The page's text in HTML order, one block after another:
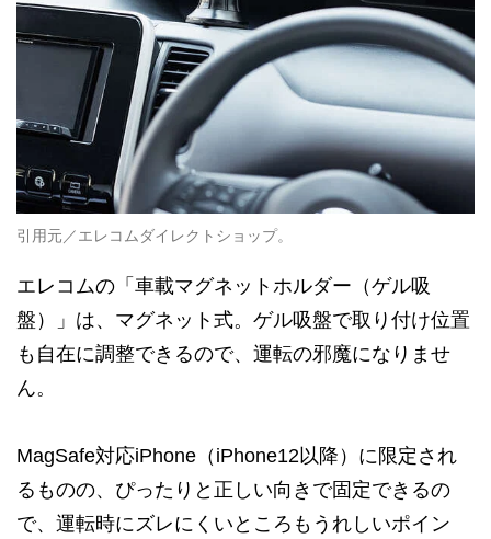
引用元／エレコムダイレクトショップ。
エレコムの「車載マグネットホルダー（ゲル吸
盤）」は、マグネット式。ゲル吸盤で取り付け位置
も自在に調整できるので、運転の邪魔になりませ
ん。
MagSafe対応iPhone（iPhone12以降）に限定され
るものの、ぴったりと正しい向きで固定できるの
で、運転時にズレにくいところもうれしいポイン